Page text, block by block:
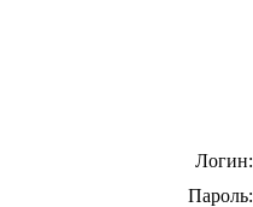
Логин:
Пароль: